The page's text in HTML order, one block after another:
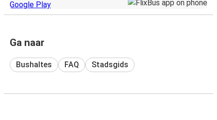
Ga naar
Bushaltes FAQ Stadsgids